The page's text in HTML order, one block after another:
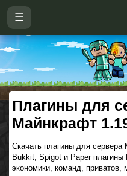
☰
Плагины для
Майнкрафт
Скачать плагины для
Bukkit, Spigot и Paper
экономики, команд, приватов,